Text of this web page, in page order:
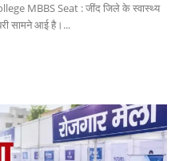
MBBS Seat : जींद जिले के स्वास्थ्य
सामने आई है।...